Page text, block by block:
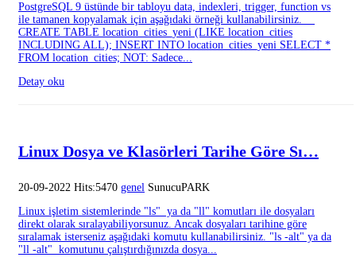
PostgreSQL 9 üstünde bir tabloyu data, indexleri, trigger, function vs
ile tamanen kopyalamak için aşağıdaki örneği kullanabilirsiniz.
CREATE TABLE location_cities_yeni (LIKE location_cities
INCLUDING ALL); INSERT INTO location_cities_yeni SELECT *
FROM location_cities; NOT: Sadece...
Detay oku
Linux Dosya ve Klasörleri Tarihe Göre Sı…
20-09-2022 Hits:5470 genel SunucuPARK
Linux işletim sistemlerinde "ls" ya da "ll" komutları ile dosyaları
direkt olarak sıralayabiliyorsunuz. Ancak dosyaları tarihine göre
sıralamak isterseniz aşağıdaki komutu kullanabilirsiniz. "ls -alt" ya da
"ll -alt" komutunu çalıştırdığınızda dosya...